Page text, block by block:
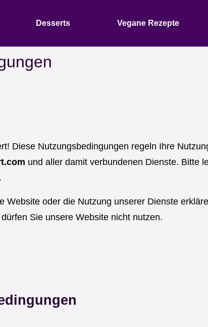
Desserts Vegane Rezepte
Diese Nutzungsbedingungen regeln Ihre
und aller damit verbundenen Dienste. Bitte
Website oder die Nutzung unserer Dienste
Sie unsere Website nicht nutzen.